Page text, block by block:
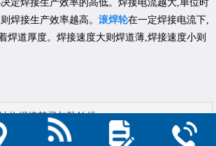
定焊接生产效率的高低。焊接电流越大,单位时
焊接生产效率越高。 滚焊轮在一定焊接电流下,
焊道厚度。焊接速度大则焊道薄,焊接速度小则
构焊接禁忌与防治措...
用焊接工艺及质量控...